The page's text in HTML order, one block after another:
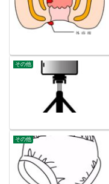
その他
その他